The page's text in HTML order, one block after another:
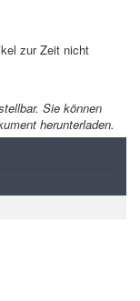
zur Zeit nicht
Sie können
herunterladen.